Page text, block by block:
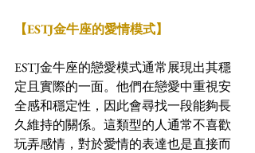
【ESTJ金牛座的愛情模式】
ESTJ金牛座的戀愛模式通常展現出其穩
定且實際的一面。他們在戀愛中重視安
全感和穩定性，因此會尋找一段能夠長
久維持的關係。這類型的人通常不喜歡
玩弄感情，對於愛情的表達也是直接而